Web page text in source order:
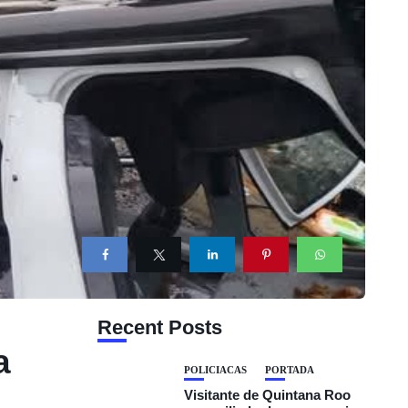
Recent Posts
POLICIACAS PORTADA
Visitante de Quintana Roo